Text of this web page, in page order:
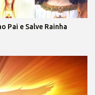
Pai e Salve Rainha